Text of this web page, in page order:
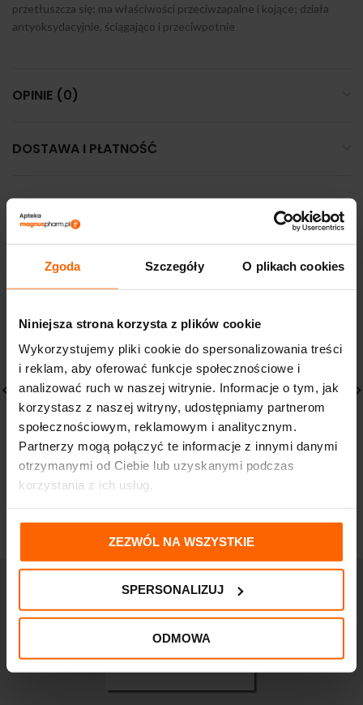
Zgoda Szczegóły O plikach cookies
Niniejsza strona korzysta z plików cookie
Wykorzystujemy pliki cookie do spersonalizowania treści
i reklam, aby oferować funkcje społecznościowe i
analizować ruch w naszej witrynie. Informacje o tym, jak
korzystasz z naszej witryny, udostępniamy partnerom
społecznościowym, reklamowym i analitycznym.
Partnerzy mogą połączyć te informacje z innymi danymi
otrzymanymi od Ciebie lub uzyskanymi podczas
korzystania z ich usług.
ZEZWÓL NA WSZYSTKIE
SPERSONALIZUJ
ODMOWA
przetłuszcza się; ma właściwości przeciwzapalne i kojące; działa
antyoksydacyjnie, ściągająco i przeciwpotnie
OPINIE (0)
DOSTAWA I PŁATNOŚĆ
PODOBNE PRODUKTY
PHARMACERIS M
FOLIACTI KREM
ZAPOBIEGAJĄCY
ROZSTĘPOM
GORĄCA
CERAVE L’Oreal
Nawilżający Krem do
twarzy 52ml Sucha